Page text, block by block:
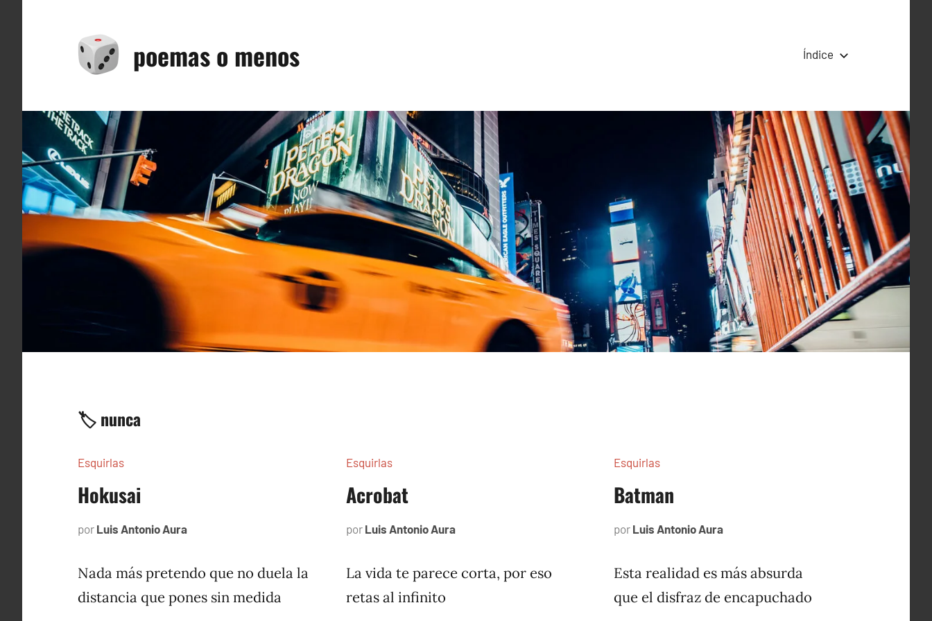
poemas o menos Índice
🏷️ nunca
Esquirlas
Hokusai
por Luis Antonio Aura
2024
Nada más pretendo que no duela la
distancia que pones sin medida
Esquirlas
Acrobat
por Luis Antonio Auraoctubre
2023
La vida te parece corta, por eso
retas al infinito
Esquirlas
Batman
por Luis Antonio Aura
2023
Esta realidad es más absurda
que el disfraz de encapuchado